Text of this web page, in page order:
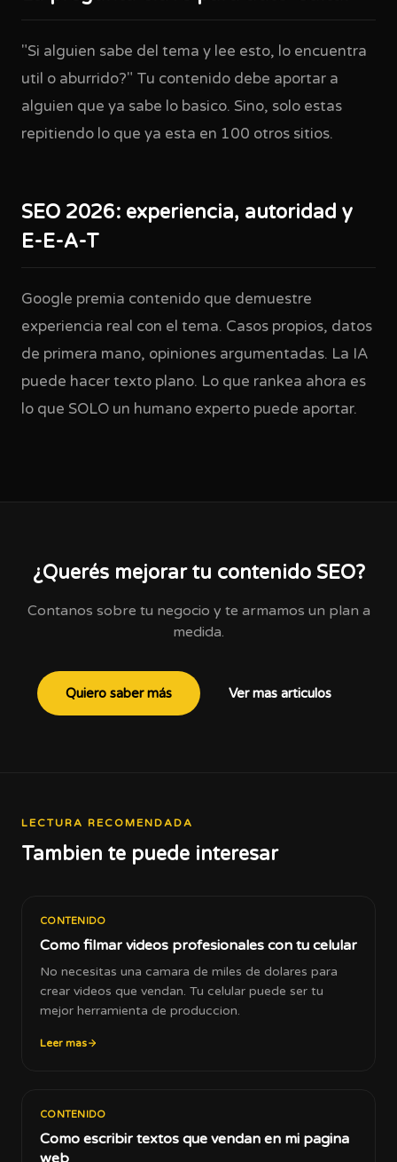
"Si alguien sabe del tema y lee esto, lo encuentra
util o aburrido?" Tu contenido debe aportar a
alguien que ya sabe lo basico. Sino, solo estas
repitiendo lo que ya esta en 100 otros sitios.
SEO 2026: experiencia, autoridad y
E-E-A-T
Google premia contenido que demuestre
experiencia real con el tema. Casos propios, datos
de primera mano, opiniones argumentadas. La IA
puede hacer texto plano. Lo que rankea ahora es
lo que SOLO un humano experto puede aportar.
¿Querés mejorar tu contenido SEO?
Contanos sobre tu negocio y te armamos un plan a
medida.
Quiero saber más Ver mas articulos
LECTURA RECOMENDADA
Tambien te puede interesar
CONTENIDO
Como filmar videos profesionales con tu celular
No necesitas una camara de miles de dolares para
crear videos que vendan. Tu celular puede ser tu
mejor herramienta de produccion.
Leer mas
CONTENIDO
Como escribir textos que vendan en mi pagina
web